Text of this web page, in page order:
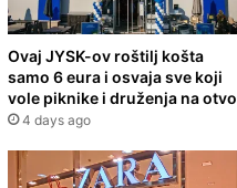
Ovaj JYSK-ov roštilj košta
samo 6 eura i osvaja sve koji
vole piknike i druženja na otvo
4 days ago